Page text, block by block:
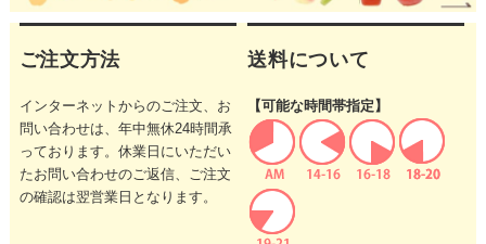
ご注文方法
インターネットからのご注文、お
問い合わせは、年中無休24時間承
っております。休業日にいただい
たお問い合わせのご返信、ご注文
の確認は翌営業日となります。
送料について
【可能な時間帯指定】